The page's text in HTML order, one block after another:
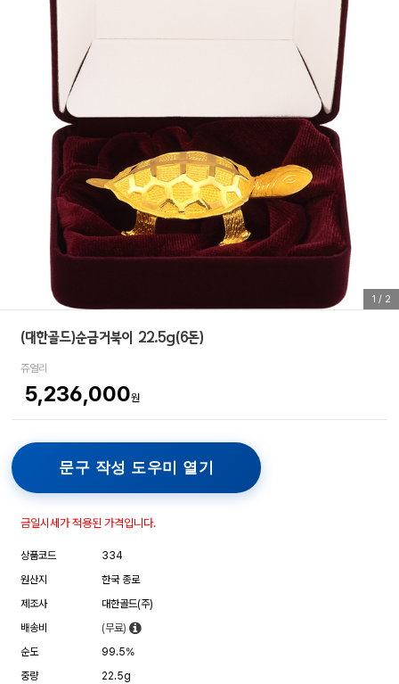
1 / 2
(대한골드)순금거북이 22.5g(6돈)
쥬얼리
5,236,000원
문구 작성 도우미 열기
금일시세가 적용된 가격입니다.
상품코드
334
원산지
한국 종로
제조사
대한골드(주)
배송비
(무료)
순도
99.5%
중량
22.5g